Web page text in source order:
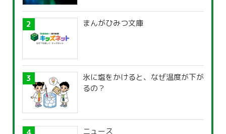
まんがひみつ文庫
氷に塩をかけると、なぜ温度が下が
るの？
ニュース